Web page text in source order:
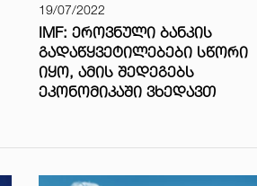
19/07/2022
IMF: ᲔᲠᲝᲕᲜᲣᲚᲘ ᲑᲐᲜᲙᲘᲡ
ᲒᲐᲓᲐᲬᲧᲕᲔᲢᲘᲚᲔᲑᲔᲑᲘ ᲡᲬᲝᲠᲘ
ᲘᲧᲝ, ᲐᲛᲘᲡ ᲨᲔᲓᲔᲒᲔᲑᲡ
ᲔᲙᲝᲜᲝᲛᲘᲙᲐᲨᲘ ᲕᲮᲔᲓᲐᲕᲗ